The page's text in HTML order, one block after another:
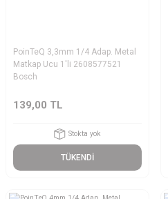
PoinTeQ 3,3mm 1/4 Adap. Metal
Matkap Ucu 1'li 2608577521
Bosch
139,00 TL
Stokta yok
TÜKENDİ